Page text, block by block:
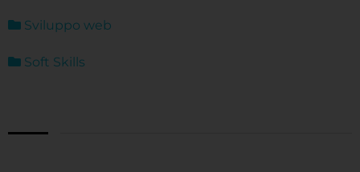
Sviluppo web
Soft Skills